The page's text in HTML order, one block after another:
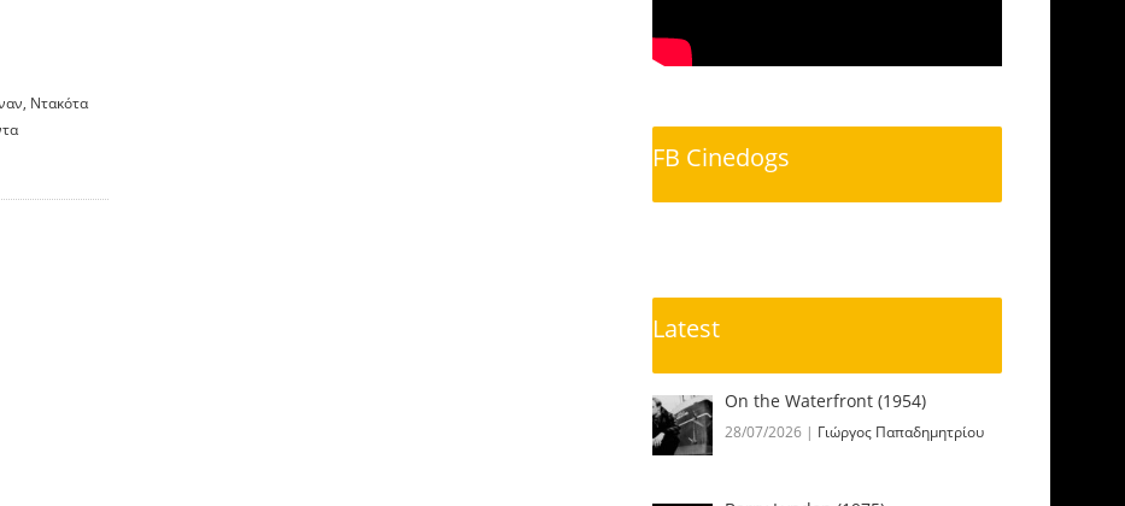
Ντακότα
FB Cinedogs
Latest
On the Waterfront (1954)
28/07/2026 | Γιώργος Παπαδημητρίου